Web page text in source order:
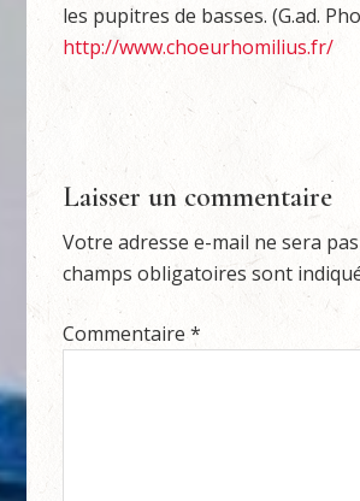
les pupitres de basses. (G.ad.
http://www.choeurhomilius.fr/
Laisser un commentaire
Votre adresse e-mail ne sera
champs obligatoires sont
Commentaire*